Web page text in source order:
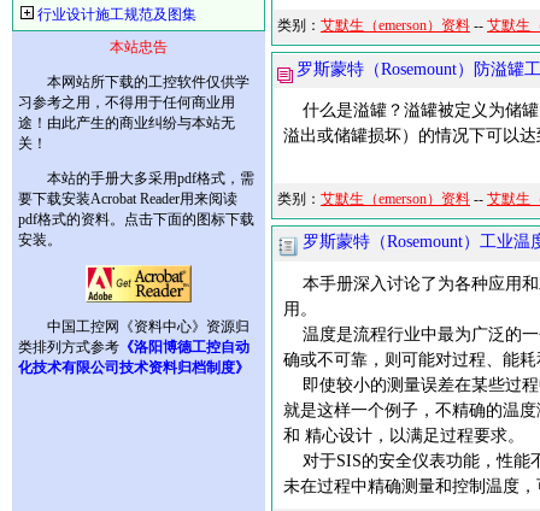
行业设计施工规范及图集
本站忠告
本网站所下载的工控软件仅供学
习参考之用，不得用于任何商业用
途！由此产生的商业纠纷与本站无
关！
本站的手册大多采用pdf格式，需
要下载安装Acrobat Reader用来阅读
pdf格式的资料。点击下面的图标下载
安装。
中国工控网《资料中心》资源归
类排列方式参考 《洛阳博德工控自动
化技术有限公司技术资料归档制度》
类别： 艾默生（emerson）资料 -- 艾默生
罗斯蒙特（Rosemount）防溢罐
什么是溢罐？溢罐被定义为储罐
溢出或储罐损坏）的情况下可以
类别： 艾默生（emerson）资料 -- 艾默生
罗斯蒙特（Rosemount）工业
本手册深入讨论了为各种应用和
用。
温度是流程行业中最为广泛的一
确或不可靠，则可能对过程、能
即使较小的测量误差在某些过程
就是这样一个例子，不精确的温
和 精心设计，以满足过程要求。
对于SIS的安全仪表功能，性能
未在过程中精确测量和控制温度